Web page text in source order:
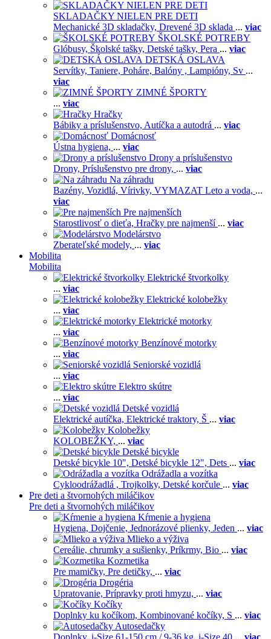
SKLADAČKY NIELEN PRE DETI
Mechanické 3D skladačky, Drevené 3D sklada ... viac
ŠKOLSKÉ POTREBY
Glóbusy, Školské tašky, Detské tašky, Pera ... viac
DETSKÁ OSLAVA
Servítky, Taniere, Poháre, Balóny , Lampióny, Sv ...
viac
ZIMNÉ ŠPORTY
... viac
Hračky
Bábiky a príslušenstvo, Autíčka a autodrá ... viac
Domácnosť
Ústna hygiena, ... viac
Drony a príslušenstvo
Drony, Príslušenstvo pre drony, ... viac
Na záhradu
Bazény, Vozidlá, Vírivky, VYMAZAT Leto a voda, ...
viac
Pre najmenších
Starostlivosť o dieťa, Hračky pre najmenší ... viac
Modelárstvo
Zberateľské modely, ... viac
Mobilita
Mobilita
Elektrické štvorkolky
... viac
Elektrické kolobežky
... viac
Elektrické motorky
... viac
Benzínové motorky
... viac
Seniorské vozidlá
... viac
Elektro skútre
... viac
Detské vozidlá
Elektrické autíčka, Elektrické traktory, Š ... viac
Kolobežky
KOLOBEŽKY, ... viac
Detské bicykle
Detské bicykle 10", Detské bicykle 12", Dets ... viac
Odrážadla a vozítka
Cykloodrážadlá , Trojkolky, Detské korčule ... viac
Pre deti a štvornohých miláčikov
Pre deti a štvornohých miláčikov
Kŕmenie a hygiena
Hygiena, Dojčenie, Jednorázové plienky, Jeden ... viac
Mlieko a výživa
Cereálie, chrumky a sušienky, Príkrmy, Bio ... viac
Kozmetika
Pre mamičky, Pre detičky, ... viac
Drogéria
Upratovanie, Prípravky proti hmyzu, ... viac
Kočíky
Doplnky ku kočíkom, Kombinované kočíky, S ... viac
Autosedačky
Doplnky, i-Size 61-150 cm / 9-36 kg, i-Size 40 ... viac